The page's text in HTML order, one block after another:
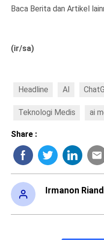
Baca Berita dan Artikel
(ir/sa)
Headline AI
Teknologi Medis ai
Share :
Irmanon